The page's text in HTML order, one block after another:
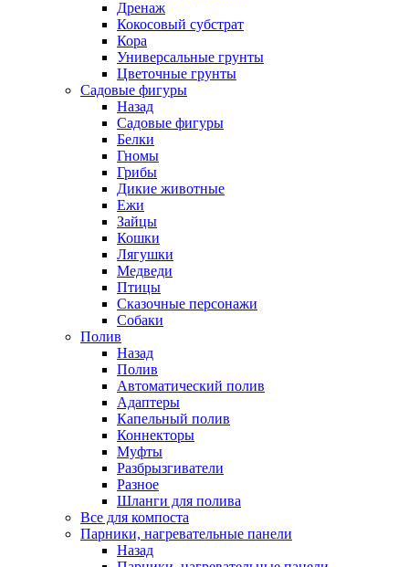
Дренаж
Кокосовый субстрат
Кора
Универсальные грунты
Цветочные грунты
Садовые фигуры
Назад
Садовые фигуры
Белки
Гномы
Грибы
Дикие животные
Ежи
Зайцы
Кошки
Лягушки
Медведи
Птицы
Сказочные персонажи
Собаки
Полив
Назад
Полив
Автоматический полив
Адаптеры
Капельный полив
Коннекторы
Муфты
Разбрызгиватели
Разное
Шланги для полива
Все для компоста
Парники, нагревательные панели
Назад